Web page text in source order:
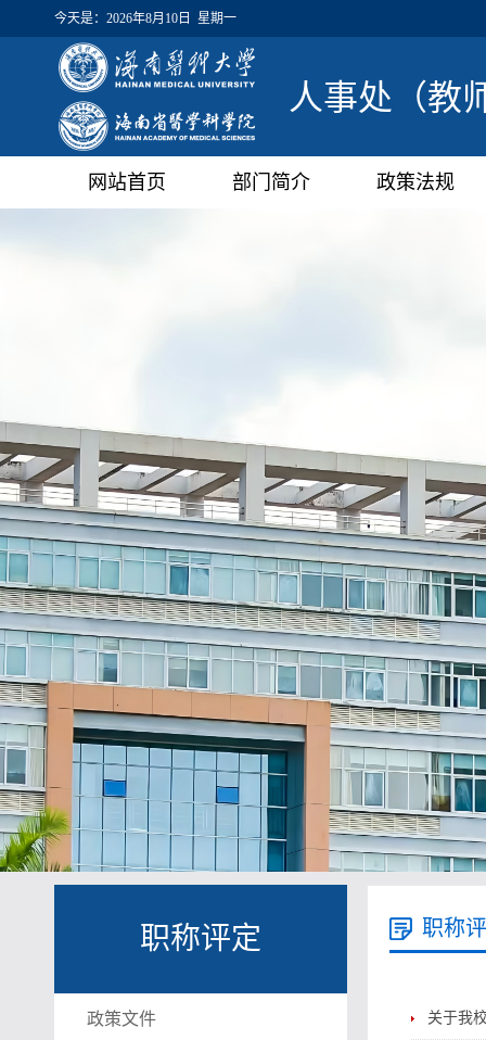
今天是： 2026年8月10日 星期一
人事处（教
网站首页 部门简介 政策法规
职称评定
政策文件
职称
关于我